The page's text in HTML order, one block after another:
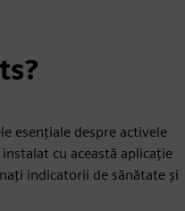
esențiale despre activele
cu această aplicație
indicatorii de sănătate și